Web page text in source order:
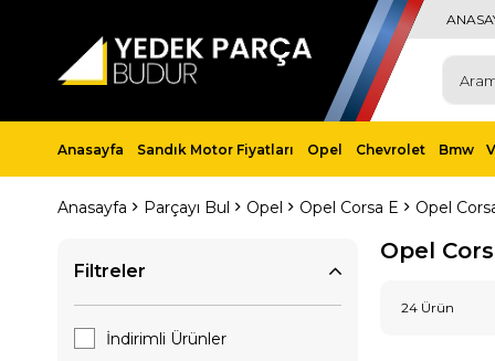
Anasayfa Sandık Motor Fiyatları Opel Chevrolet Bmw
Anasayfa Parçayı Bul Opel Opel Corsa E Opel
Filtreler
İndirimli Ürünler
Opel
24 Ürün